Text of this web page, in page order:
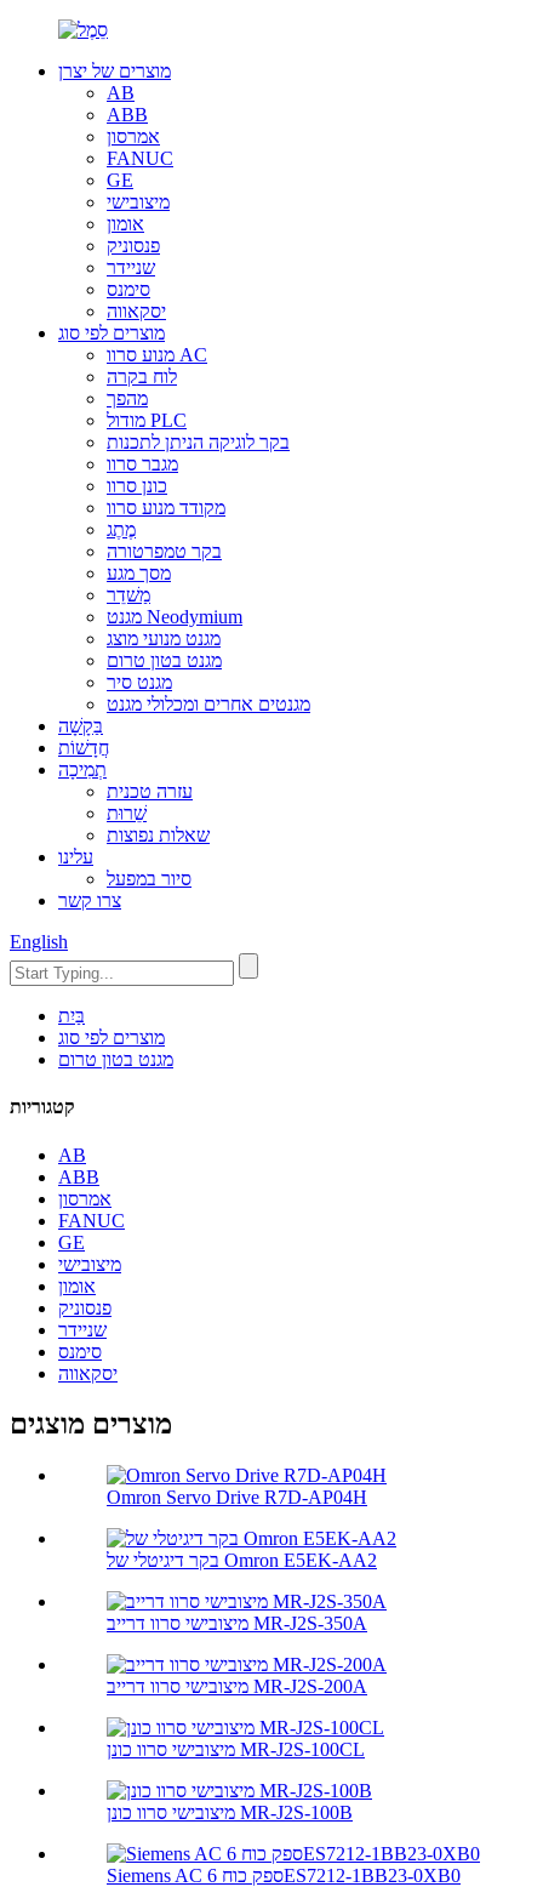
מוצרים של יצרן
AB
ABB
אמרסון
FANUC
GE
מיצובישי
אומון
פנסוניק
שניידר
סימנס
יסקאווה
מוצרים לפי סוג
מנוע סרוו AC
לוח בקרה
מהפך
מודול PLC
בקר לוגיקה הניתן לתכנות
מגבר סרוו
כונן סרוו
מקודד מנוע סרוו
מֶתֶג
בקר טמפרטורה
מסך מגע
מַשׁדֵר
מגנט Neodymium
מגנט מנועי מוצג
מגנט בטון טרום
מגנט סיר
מגנטים אחרים ומכלולי מגנט
בַּקָשָׁה
חֲדָשׁוֹת
תְמִיכָה
עזרה טכנית
שֵׁרוּת
שאלות נפוצות
עלינו
סיור במפעל
צרו קשר
English
בַּיִת
מוצרים לפי סוג
מגנט בטון טרום
קטגוריות
AB
ABB
אמרסון
FANUC
GE
מיצובישי
אומון
פנסוניק
שניידר
סימנס
יסקאווה
מוצרים מוצגים
Omron Servo Drive R7D-AP04H
בקר דיגיטלי של Omron E5EK-AA2
מיצובישי סרוו דרייב MR-J2S-350A
מיצובישי סרוו דרייב MR-J2S-200A
מיצובישי סרוו כונן MR-J2S-100CL
מיצובישי סרוו כונן MR-J2S-100B
Siemens AC ספק כוח 6ES7212-1BB23-0XB0